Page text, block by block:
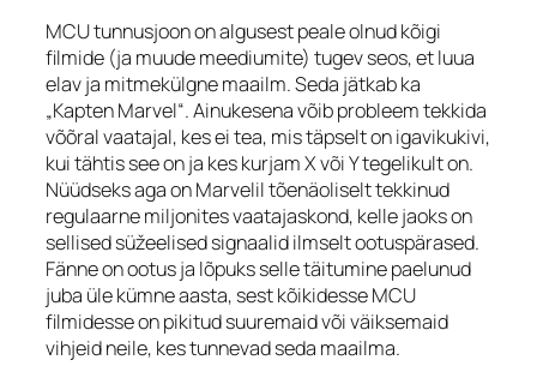
MCU tunnusjoon on algusest peale olnud kõigi
filmide (ja muude meediumite) tugev seos, et luua
elav ja mitmekülgne maailm. Seda jätkab ka
„Kapten Marvel“. Ainukesena võib probleem tekkida
võõral vaatajal, kes ei tea, mis täpselt on igavikukivi,
kui tähtis see on ja kes kurjam X või Y tegelikult on.
Nüüdseks aga on Marvelil tõenäoliselt tekkinud
regulaarne miljonites vaatajaskond, kelle jaoks on
sellised süžeelised signaalid ilmselt ootuspärased.
Fänne on ootus ja lõpuks selle täitumine paelunud
juba üle kümne aasta, sest kõikidesse MCU
filmidesse on pikitud suuremaid või väiksemaid
vihjeid neile, kes tunnevad seda maailma.